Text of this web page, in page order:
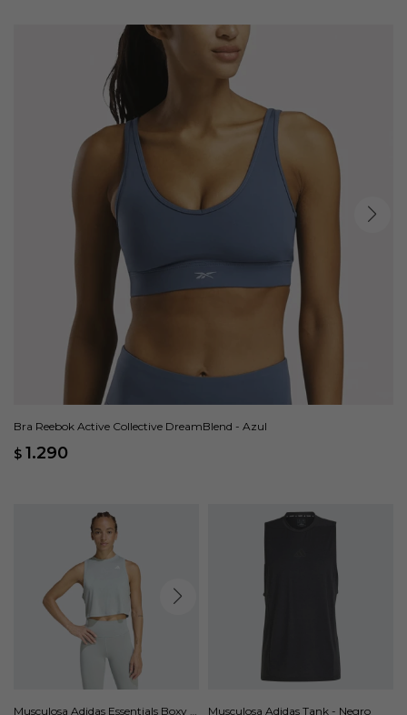
Bra Reebok Active Collective DreamBlend - Azul
$ 1.290
Musculosa Adidas Essentials Boxy -
Musculosa Adidas Tank - Negro